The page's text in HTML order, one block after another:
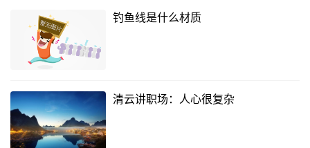
钓鱼线是什么材质
清云讲职场：人心很复杂